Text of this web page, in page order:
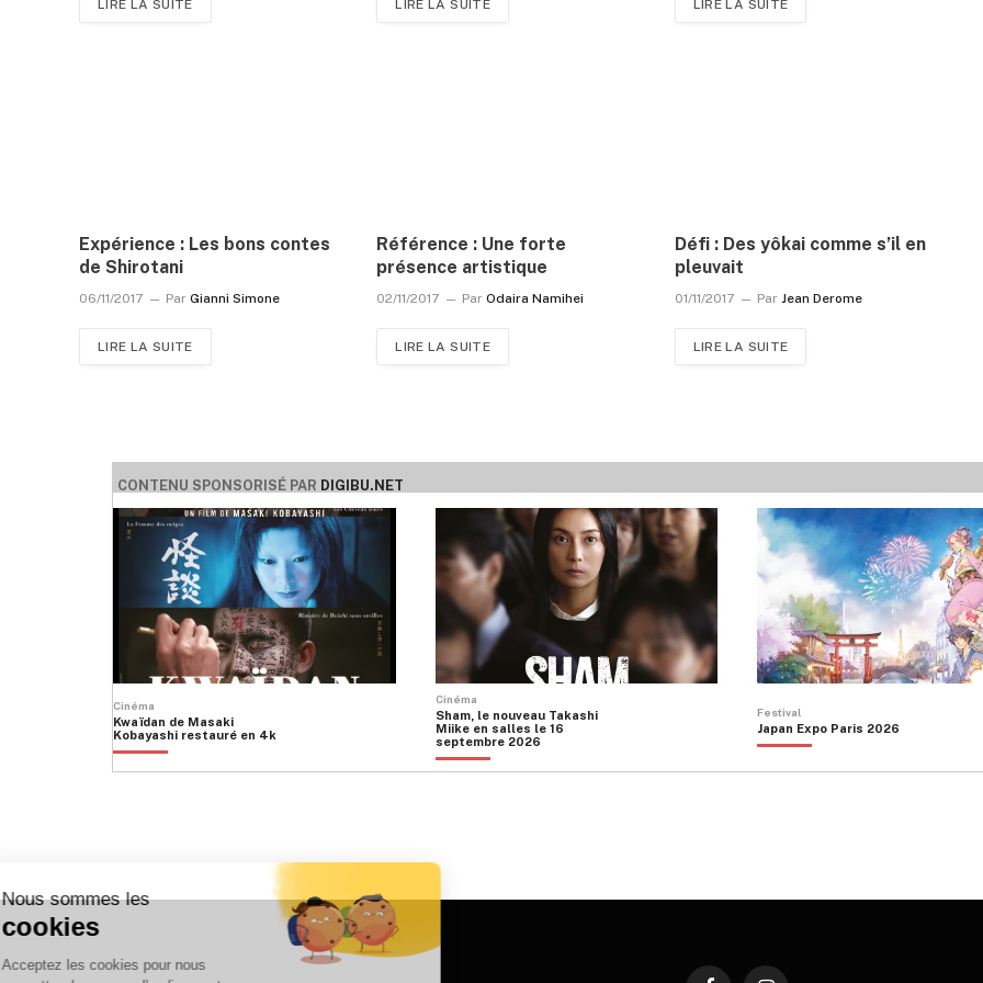
LIRE LA SUITE LIRE LA SUITE LIRE LA SUITE
Expérience : Les bons contes
de Shirotani
06/11/2017 Par Gianni Simone
LIRE LA SUITE
Référence : Une forte
présence artistique
02/11/2017 Par Odaira Namihei
LIRE LA SUITE
Défi : Des yôkai comme s’il en
pleuvait
01/11/2017 Par Jean Derome
LIRE LA SUITE
CONTENU SPONSORISÉ PAR DIGIBU.NET
Cinéma
Kwaïdan de Masaki
Kobayashi restauré en 4k
Cinéma
Sham, le nouveau Takashi
Miike en salles le 16
septembre 2026
Festival
Japan Expo Paris 2026